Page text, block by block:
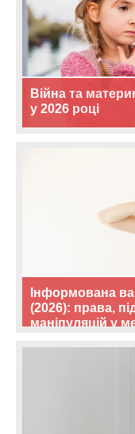
Війна та
у 2026 році
Інформована
(2026): права,
маніпуляцій у